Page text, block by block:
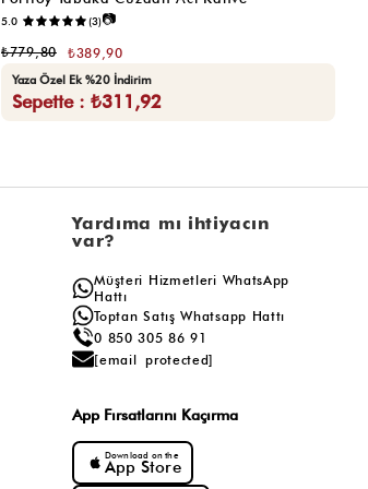
5.0 (3)📷
₺389,90
₺779,80
Yaza Özel Ek %20 İndirim
Sepette : ₺311,92
Yardıma mı ihtiyacın
var?
Müşteri Hizmetleri WhatsApp
Hattı
Toptan Satış Whatsapp Hattı
0 850 305 86 91
[email protected]
App Fırsatlarını Kaçırma
Download on the
App Store